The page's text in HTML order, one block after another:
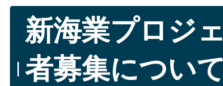
新海業プロジ
者募集につい